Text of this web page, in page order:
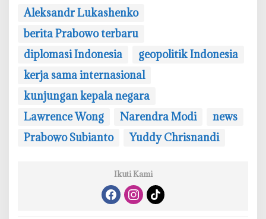
Aleksandr Lukashenko
berita Prabowo terbaru
diplomasi Indonesia
geopolitik Indonesia
kerja sama internasional
kunjungan kepala negara
Lawrence Wong
Narendra Modi
news
Prabowo Subianto
Yuddy Chrisnandi
Ikuti Kami